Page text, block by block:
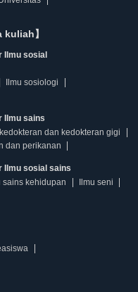
】
Ilmu sosial
Ilmu sosiologi
Ilmu sains
kedokteran dan kedokteran gigi
dan perikanan
Ilmu sosial sains
sains kehidupan
Ilmu seni